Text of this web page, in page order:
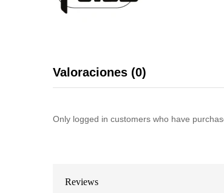
Valoraciones (0)
Only logged in customers who have
Reviews